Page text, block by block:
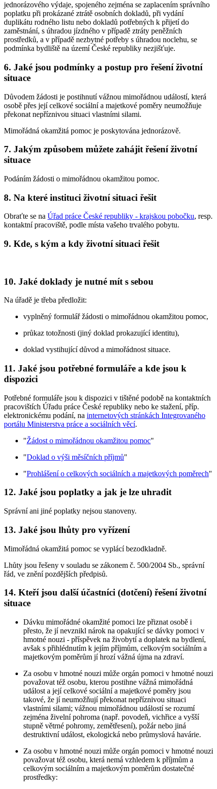
jednorázového výdaje, spojeného zejména se zaplacením správního
poplatku při prokázané ztrátě osobních dokladů, při vydání
duplikátu rodného listu nebo dokladů potřebných k přijetí do
zaměstnání, s úhradou jízdného v případě ztráty peněžních
prostředků, a v případě nezbytné potřeby s úhradou noclehu, se
podmínka bydliště na území České republiky nezjišťuje.
6. Jaké jsou podmínky a postup pro řešení životní
situace
Důvodem žádosti je postihnutí vážnou mimořádnou událostí, která
osobě přes její celkové sociální a majetkové poměry neumožňuje
překonat nepříznivou situaci vlastními silami.
Mimořádná okamžitá pomoc je poskytována jednorázově.
7. Jakým způsobem můžete zahájit řešení životní
situace
Podáním žádosti o mimořádnou okamžitou pomoc.
8. Na které instituci životní situaci řešit
Obraťte se na Úřad práce České republiky - krajskou pobočku, resp.
kontaktní pracoviště, podle místa vašeho trvalého pobytu.
9. Kde, s kým a kdy životní situaci řešit
10. Jaké doklady je nutné mít s sebou
Na úřadě je třeba předložit:
vyplněný formulář žádosti o mimořádnou okamžitou pomoc,
průkaz totožnosti (jiný doklad prokazující identitu),
doklad vystihující důvod a mimořádnost situace.
11. Jaké jsou potřebné formuláře a kde jsou k
dispozici
Potřebné formuláře jsou k dispozici v tištěné podobě na kontaktních
pracovištích Úřadu práce České republiky nebo ke stažení, příp.
elektronickému podání, na internetových stránkách Integrovaného
portálu Ministerstva práce a sociálních věcí.
"Žádost o mimořádnou okamžitou pomoc"
"Doklad o výši měsíčních příjmů"
"Prohlášení o celkových sociálních a majetkových poměrech"
12. Jaké jsou poplatky a jak je lze uhradit
Správní ani jiné poplatky nejsou stanoveny.
13. Jaké jsou lhůty pro vyřízení
Mimořádná okamžitá pomoc se vyplácí bezodkladně.
Lhůty jsou řešeny v souladu se zákonem č. 500/2004 Sb., správní
řád, ve znění pozdějších předpisů.
14. Kteří jsou další účastníci (dotčení) řešení životní
situace
Dávku mimořádné okamžité pomoci lze přiznat osobě i
přesto, že jí nevznikl nárok na opakující se dávky pomoci v
hmotné nouzi - příspěvek na živobytí a doplatek na bydlení,
avšak s přihlédnutím k jejím příjmům, celkovým sociálním a
majetkovým poměrům jí hrozí vážná újma na zdraví.
Za osobu v hmotné nouzi může orgán pomoci v hmotné nouzi
považovat též osobu, kterou postihne vážná mimořádná
událost a její celkové sociální a majetkové poměry jsou
takové, že jí neumožňují překonat nepříznivou situaci
vlastními silami; vážnou mimořádnou událostí se rozumí
zejména živelní pohroma (např. povodeň, vichřice a vyšší
stupně větrné pohromy, zemětřesení), požár nebo jiná
destruktivní událost, ekologická nebo průmyslová havárie.
Za osobu v hmotné nouzi může orgán pomoci v hmotné nouzi
považovat též osobu, která nemá vzhledem k příjmům a
celkovým sociálním a majetkovým poměrům dostatečné
prostředky: